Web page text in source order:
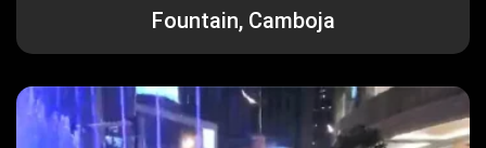
Fountain, Camboja